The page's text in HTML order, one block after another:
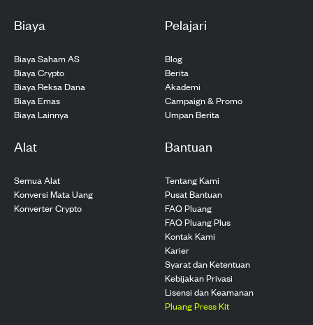
Biaya
Biaya Saham AS
Biaya Crypto
Biaya Reksa Dana
Biaya Emas
Biaya Lainnya
Pelajari
Blog
Berita
Akademi
Campaign & Promo
Umpan Berita
Alat
Semua Alat
Konversi Mata Uang
Konverter Crypto
Bantuan
Tentang Kami
Pusat Bantuan
FAQ Pluang
FAQ Pluang Plus
Kontak Kami
Karier
Syarat dan Ketentuan
Kebijakan Privasi
Lisensi dan Keamanan
Pluang Press Kit